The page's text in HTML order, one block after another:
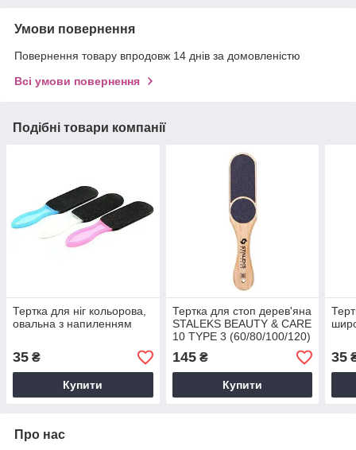
Умови повернення
Повернення товару впродовж 14 днів за домовленістю
Всі умови повернення
Подібні товари компанії
Тертка для ніг кольорова,
овальна з напиленням
35 ₴
Купити
Тертка для стоп дерев'яна
STALEKS BEAUTY & CARE
10 TYPE 3 (60/80/100/120)
145₴
Купити
35
Про нас